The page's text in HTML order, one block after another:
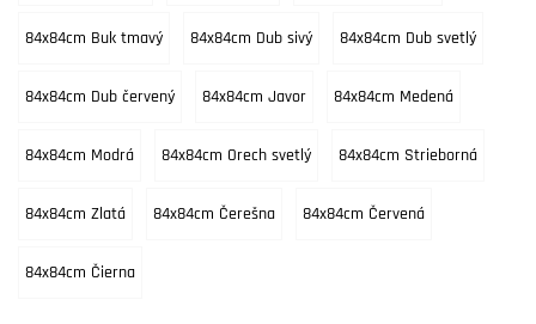
84x84cm Buk tmavý 84x84cm Dub sivý 84x84cm Dub svetlý
84x84cm Dub červený 84x84cm Javor 84x84cm Medená
84x84cm Modrá 84x84cm Orech svetlý 84x84cm Strieborná
84x84cm Zlatá 84x84cm Čerešna 84x84cm Červená
84x84cm Čierna